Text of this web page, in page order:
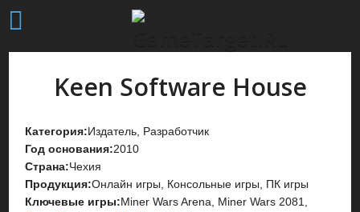
Keen Software House
Категория:Издатель, Разработчик
Год основания:2010
Страна:Чехия
Продукция:Онлайн игры, Консольные игры, ПК игры
Ключевые игры:Miner Wars Arena, Miner Wars 2081,